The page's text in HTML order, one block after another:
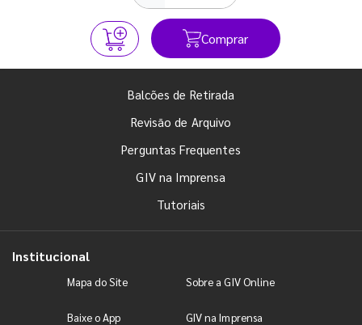
Comprar
Balcões de Retirada
Revisão de Arquivo
Perguntas Frequentes
GIV na Imprensa
Tutoriais
Institucional
Mapa do Site Sobre a GIV Online
Baixe o App GIV na Imprensa